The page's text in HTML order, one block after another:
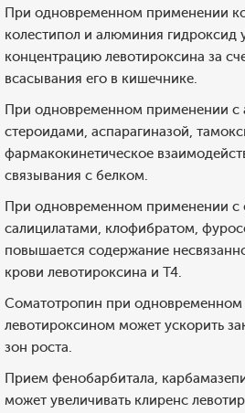
При одновременном применении
колестипол и алюминия
концентрацию левотироксина за
всасывания его в кишечнике.
При одновременном применении с
стероидами, аспарагиназой,
фармакокинетическое
связывания с белком.
При одновременном применении с
салицилатами, клофибратом,
повышается содержание
крови левотироксина и Т4.
Соматотропин при
левотироксином может ускорить
зон роста.
Прием фенобарбитала,
может увеличивать клиренс